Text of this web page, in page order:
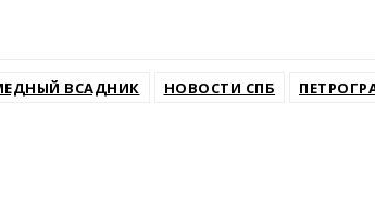
ВСАДНИК НОВОСТИ СПБ